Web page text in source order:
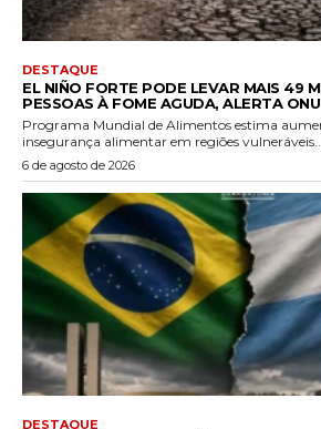
DESTAQUE
EL NIÑO FORTE PODE LEVAR MAIS 49
PESSOAS À FOME AGUDA, ALERTA ONU
Programa Mundial de Alimentos estima
insegurança alimentar em regiões vulneráveis...
6 de agosto de 2026
DESTAQUE